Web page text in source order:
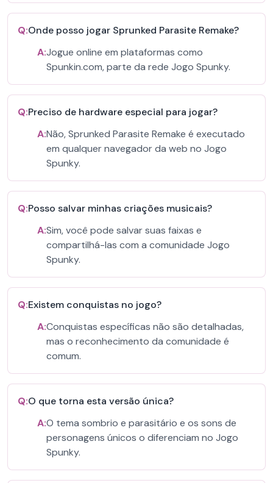
Q:Onde posso jogar Sprunked Parasite Remake?
A:Jogue online em plataformas como
Spunkin.com, parte da rede Jogo Spunky.
Q:Preciso de hardware especial para jogar?
A:Não, Sprunked Parasite Remake é executado
em qualquer navegador da web no Jogo
Spunky.
Q:Posso salvar minhas criações musicais?
A:Sim, você pode salvar suas faixas e
compartilhá-las com a comunidade Jogo
Spunky.
Q:Existem conquistas no jogo?
A:Conquistas específicas não são detalhadas,
mas o reconhecimento da comunidade é
comum.
Q:O que torna esta versão única?
A:O tema sombrio e parasitário e os sons de
personagens únicos o diferenciam no Jogo
Spunky.